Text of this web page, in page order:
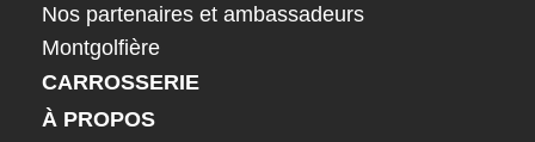
Nos partenaires et ambassadeurs
Montgolfière
CARROSSERIE
À PROPOS